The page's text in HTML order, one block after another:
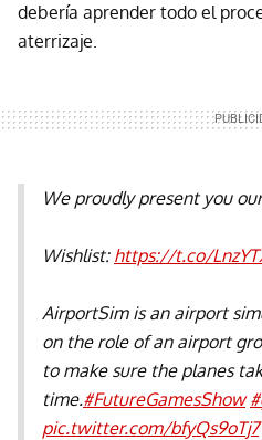
debería aprender todo el
aterrizaje.
We proudly present you
Wishlist: https://t.co/
AirportSim is an airport
on the role of an airport
to make sure the planes
time.#FutureGamesShow
pic.twitter.com/bfyQs9oTj7